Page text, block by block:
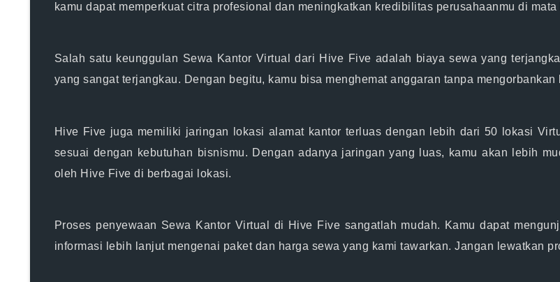
kamu dapat memperkuat citra profesional dan meningkatkan kredibilitas perusahaanmu di
Salah satu keunggulan Sewa Kantor Virtual dari Hive Five adalah biaya sewa yang
yang sangat terjangkau. Dengan begitu, kamu bisa menghemat anggaran tanpa
Hive Five juga memiliki jaringan lokasi alamat kantor terluas dengan lebih dari 50 lokasi
sesuai dengan kebutuhan bisnismu. Dengan adanya jaringan yang luas, kamu akan lebih
oleh Hive Five di berbagai lokasi.
Proses penyewaan Sewa Kantor Virtual di Hive Five sangatlah mudah. Kamu dapat
informasi lebih lanjut mengenai paket dan harga sewa yang kami tawarkan. Jangan lewatkan